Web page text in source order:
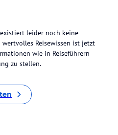
leider noch keine
Reisewissen ist jetzt
wie in Reiseführern
zu stellen.